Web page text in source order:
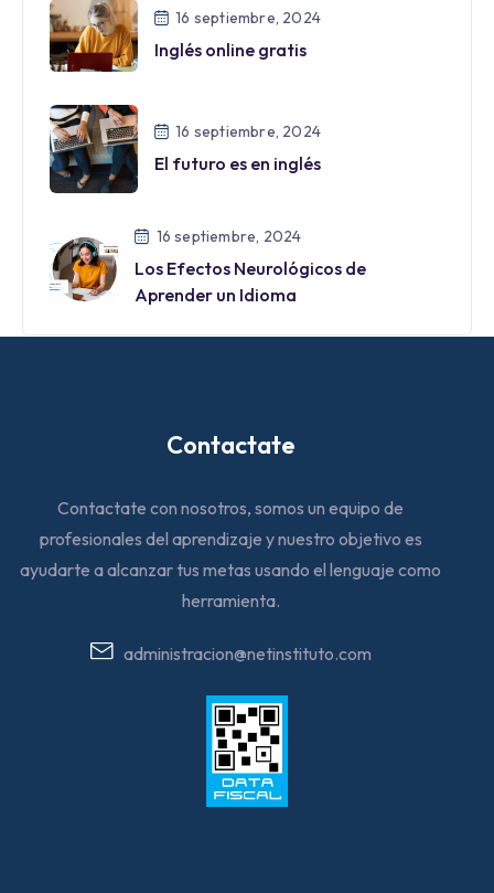
16 septiembre, 2024
Inglés online gratis
16 septiembre, 2024
El futuro es en inglés
16 septiembre, 2024
Los Efectos Neurológicos de
Aprender un Idioma
Contactate
Contactate con nosotros, somos un equipo de
profesionales del aprendizaje y nuestro objetivo es
ayudarte a alcanzar tus metas usando el lenguaje como
herramienta.
administracion@netinstituto.com